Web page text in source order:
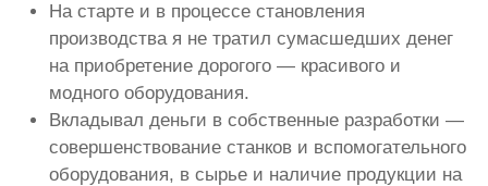
На старте и в процессе становления
производства я не тратил сумасшедших денег
на приобретение дорогого — красивого и
модного оборудования.
Вкладывал деньги в собственные разработки —
совершенствование станков и вспомогательного
оборудования, в сырье и наличие продукции на